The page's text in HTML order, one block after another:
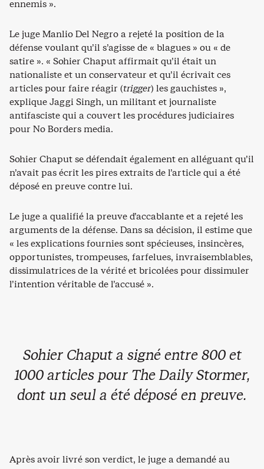
ennemis ».
Le juge Manlio Del Negro a rejeté la position de la
défense voulant qu’il s’agisse de « blagues » ou « de
satire ». « Sohier Chaput affirmait qu’il était un
nationaliste et un conservateur et qu’il écrivait ces
articles pour faire réagir (trigger) les gauchistes »,
explique Jaggi Singh, un militant et journaliste
antifasciste qui a couvert les procédures judiciaires
pour No Borders media.
Sohier Chaput se défendait également en alléguant qu’il
n’avait pas écrit les pires extraits de l’article qui a été
déposé en preuve contre lui.
Le juge a qualifié la preuve d’accablante et a rejeté les
arguments de la défense. Dans sa décision, il estime que
« les explications fournies sont spécieuses, insincères,
opportunistes, trompeuses, farfelues, invraisemblables,
dissimulatrices de la vérité et bricolées pour dissimuler
l’intention véritable de l’accusé ».
Sohier Chaput a signé entre 800 et
1000 articles pour The Daily Stormer,
dont un seul a été déposé en preuve.
Après avoir livré son verdict, le juge a demandé au